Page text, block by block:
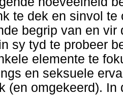
te dek en sinvol
begrip van en
sy tyd te probeer
elemente te
en seksuele
(en omgekeerd).